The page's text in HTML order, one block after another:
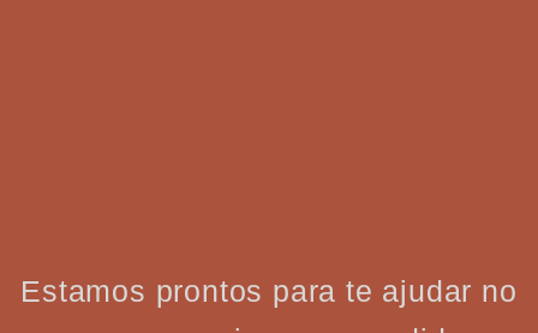
Estamos prontos para te ajudar no